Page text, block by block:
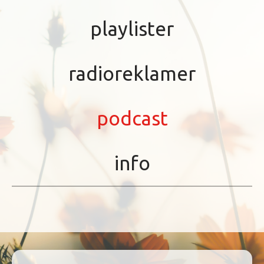
playlister
radioreklamer
podcast
info